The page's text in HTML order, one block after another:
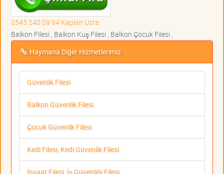
0545 240 09 94 Kaplan Usta
Balkon Filesi , Balkon Kuş Filesi , Balkon Çocuk Filesi ,
Haymana Diğer Hizmetlerimiz
Güvenlik Filesi
Balkon Güvenlik Filesi
Çocuk Güvenlik Filesi
Kedi Filesi, Kedi Güvenlik Filesi
İnşaat Filesi, İş Güvenliği Filesi